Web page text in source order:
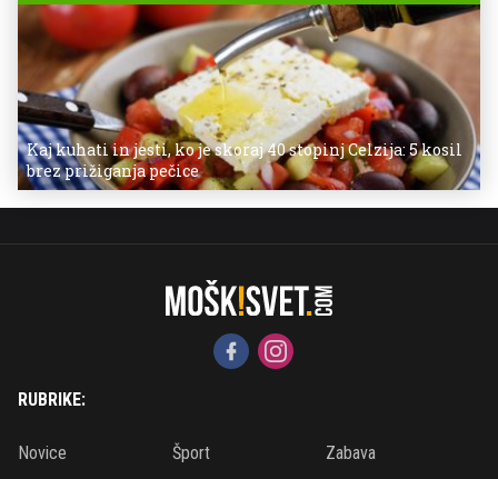
Kaj kuhati in jesti, ko je skoraj 40 stopinj Celzija: 5 kosil
brez prižiganja pečice
RUBRIKE:
Novice Šport
Zabava